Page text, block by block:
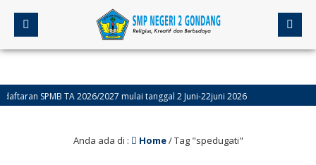
SPMB TA 2026/2027 mulai tanggal 2 Juni-22juni 2026
akhir Semester Genap (ASAS) Kelas 9 Dilaksanakan Tanggal 4-9 Mei,
Anda ada di : Home/Tag "spedugati"